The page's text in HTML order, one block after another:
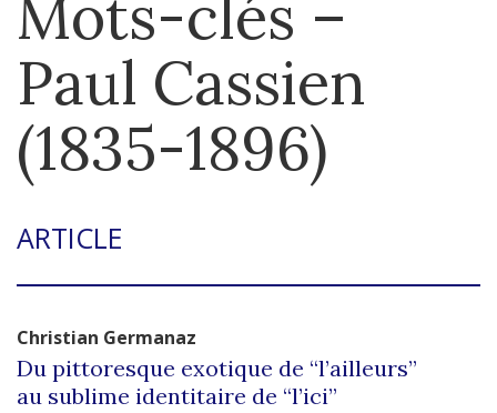
Mots-clés –
Paul Cassien
(1835-1896)
ARTICLE
Christian Germanaz
Du pittoresque exotique de “l’ailleurs”
au sublime identitaire de “l’ici”